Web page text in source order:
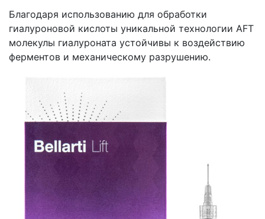
Благодаря использованию для обработки
гиалуроновой кислоты уникальной технологии AFT
молекулы гиалуроната устойчивы к воздействию
ферментов и механическому разрушению.